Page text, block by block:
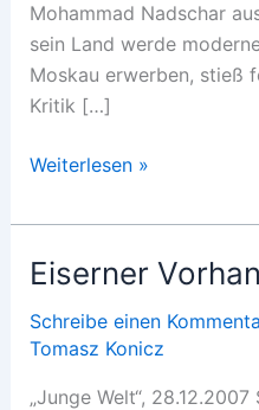
Mohammad Nadschar
sein Land werde
Moskau erwerben, stieß
Kritik […]
Von
zu
Rekord
Weiterlesen »
Eiserner
Schreibe einen
Tomasz Konicz
„Junge Welt“,